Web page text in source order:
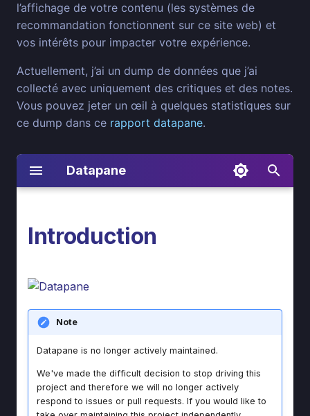
l’affichage de votre contenu (les systèmes de
recommandation fonctionnent sur ce site web) et
vos intérêts pour impacter votre expérience.
Actuellement, j’ai un dump de données que j’ai
collecté avec uniquement des critiques et des notes.
Vous pouvez jeter un œil à quelques statistiques sur
ce dump dans ce rapport datapane.